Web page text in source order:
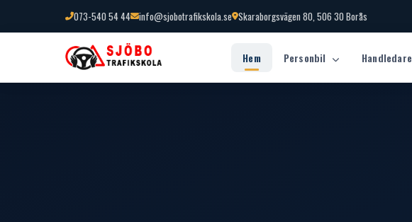
073-540 54 44 info@sjobotrafikskola.se Skaraborgsvägen 80, 506 30 Borås
Hem Personbil Handledare